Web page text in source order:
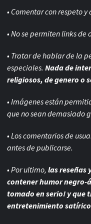
• Comentar con respeto
• No se permiten links de
• Tratar de hablar de la
especiales. Nada de
religiosos, de genero o
• Imágenes están
que no sean demasiado
• Los comentarios de
antes de publicarse.
• Por ultimo, las reseñas
contener humor negro-
tomado en serio! y que
entretenimiento